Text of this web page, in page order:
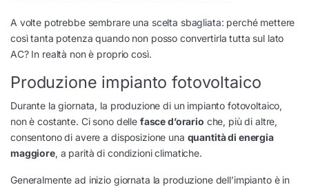
A volte potrebbe sembrare una scelta sbagliata: perché mettere
così tanta potenza quando non posso convertirla tutta sul lato
AC? In realtà non è proprio così.
Produzione impianto fotovoltaico
Durante la giornata, la produzione di un impianto fotovoltaico,
non è costante. Ci sono delle fasce d’orario che, più di altre,
consentono di avere a disposizione una quantità di energia
maggiore, a parità di condizioni climatiche.
Generalmente ad inizio giornata la produzione dell’impianto è in